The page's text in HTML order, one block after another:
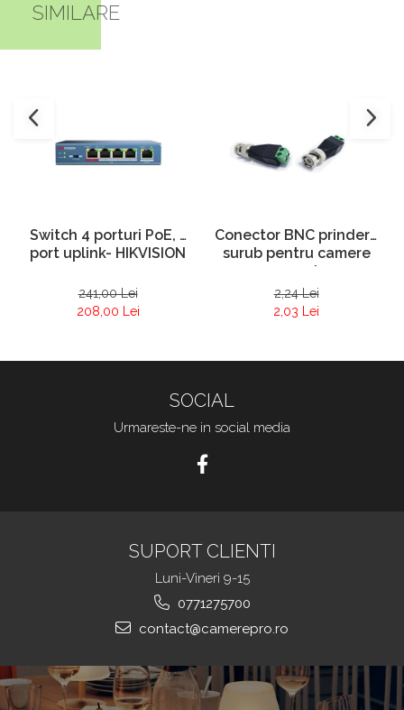
SIMILARE
Switch 4 porturi PoE, 1
port uplink- HIKVISION
241,00 Lei
208,00 Lei
Conector BNC prindere
surub pentru camere
supraveghere
2,24 Lei
2,03 Lei
SOCIAL
Urmareste-ne in social media
SUPORT CLIENTI
Luni-Vineri 9-15
0771275700
contact@camerepro.ro